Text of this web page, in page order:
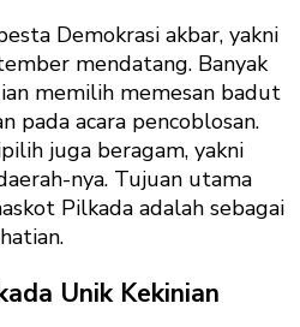
Demokrasi akbar, yakni
mendatang. Banyak
memilih memesan badut
pada acara pencoblosan.
juga beragam, yakni
nya. Tujuan utama
Pilkada adalah sebagai
Unik Kekinian